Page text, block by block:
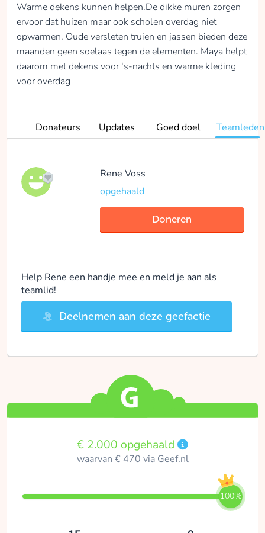
Warme dekens kunnen helpen.De dikke muren zorgen
ervoor dat huizen maar ook scholen overdag niet
opwarmen. Oude versleten truien en jassen bieden deze
maanden geen soelaas tegen de elementen. Maya helpt
daarom met dekens voor ‘s-nachts en warme kleding
voor overdag
Donateurs Updates Goed doel Teamleden
Rene Voss
opgehaald
Doneren
Help Rene een handje mee en meld je aan als
teamlid!
Deelnemen aan deze geefactie
€ 2.000 opgehaald
waarvan € 470 via Geef.nl
100%